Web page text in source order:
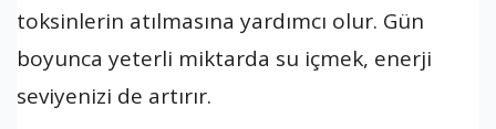
toksinlerin atılmasına yardımcı olur. Gün
boyunca yeterli miktarda su içmek, enerji
seviyenizi de artırır.